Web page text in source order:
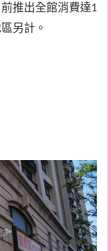
推出全館消費達1
另計。